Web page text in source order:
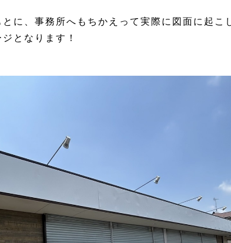
に、事務所へもちかえって実際に図面に起こ
となります！